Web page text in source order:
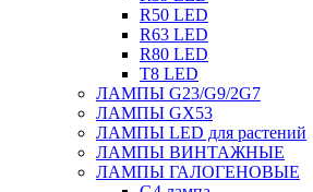
R50 LED
R63 LED
R80 LED
T8 LED
ЛАМПЫ G23/G9/2G7
ЛАМПЫ GX53
ЛАМПЫ LED для растений
ЛАМПЫ ВИНТАЖНЫЕ
ЛАМПЫ ГАЛОГЕНОВЫЕ